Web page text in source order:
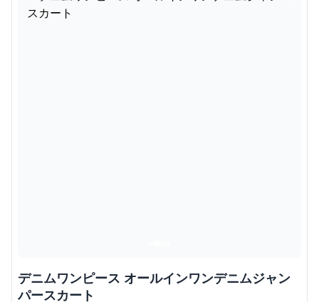
デニムワンピース オールインワンデニムジャン
パースカート